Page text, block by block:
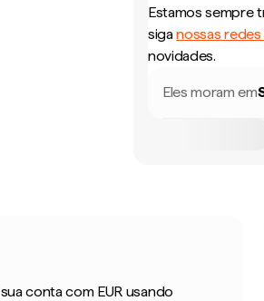
Estamos sempre
siganossas redes
novidades.
Eles moram em
conta com EUR usando